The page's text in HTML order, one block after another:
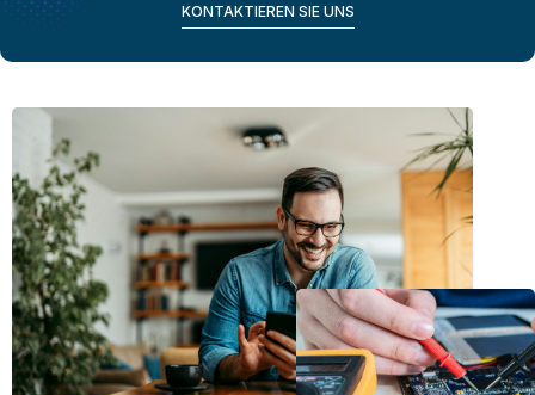
KONTAKTIEREN SIE UNS